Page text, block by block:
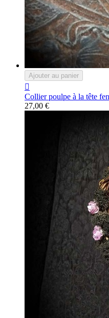
Ajouter au panier

Collier poulpe à la tête
27,00 €